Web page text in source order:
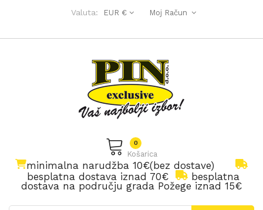
Valuta: EUR € Moj Račun
Košarica
0
minimalna narudžba 10€(bez dostave)
besplatna dostava iznad 70€
besplatna
dostava na području grada Požege iznad 15€